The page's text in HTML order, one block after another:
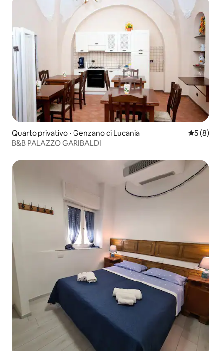
Quarto privativo ⋅ Genzano di Lucania 5 de
5 (8)
B&B PALAZZO GARIBALDI